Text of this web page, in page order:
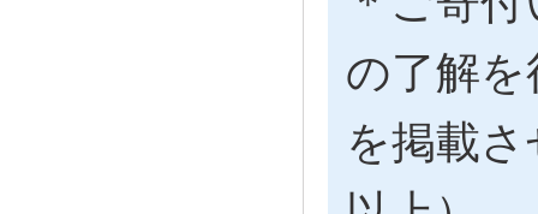
の了解
を掲載